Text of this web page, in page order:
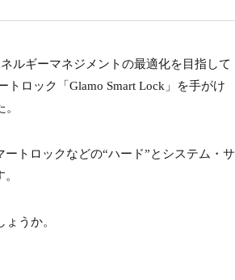
ルギーマネジメントの最適化を目指して
ロック「Glamo Smart Lock」を手がけ
トロックなどの“ハード”とシステム・サ
うか。